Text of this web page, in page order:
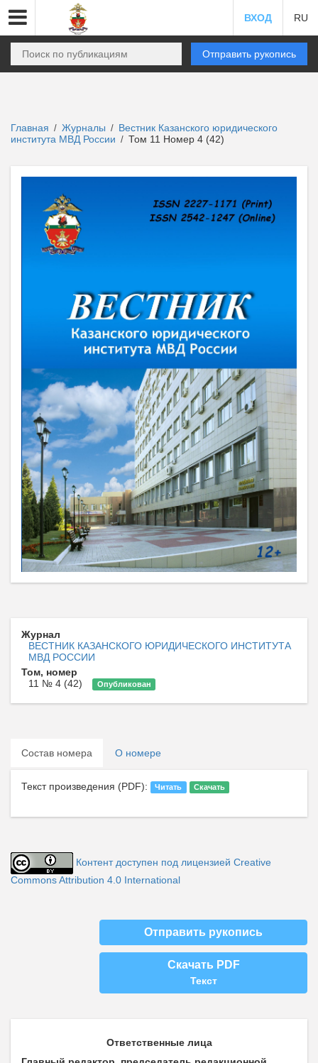
ВХОД RU
Отправить рукопись
Главная / Журналы / Вестник Казанского юридического
института МВД России / Том 11 Номер 4 (42)
Журнал
ВЕСТНИК КАЗАНСКОГО ЮРИДИЧЕСКОГО ИНСТИТУТА
МВД РОССИИ
Том, номер
11 № 4 (42)
Опубликован
Состав номера О номере
Текст произведения (PDF): Читать Скачать
Контент доступен под лицензией Creative
Commons Attribution 4.0 International
Отправить рукопись
Скачать PDF
Текст
Ответственные лица